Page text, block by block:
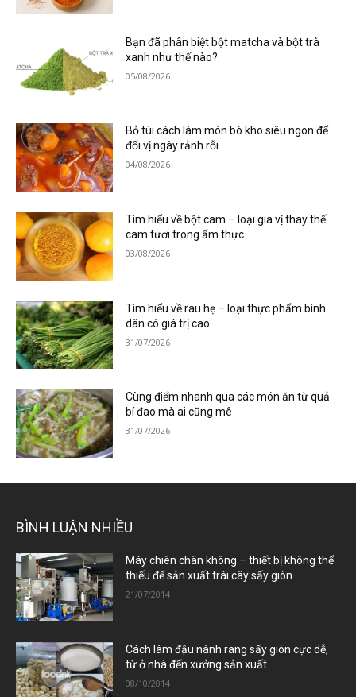
Bạn đã phân biệt bột matcha và bột trà
xanh như thế nào?
05/08/2026
Bỏ túi cách làm món bò kho siêu ngon để
đổi vị ngày rảnh rỗi
04/08/2026
Tìm hiểu về bột cam – loại gia vị thay thế
cam tươi trong ẩm thực
03/08/2026
Tìm hiểu về rau hẹ – loại thực phẩm bình
dân có giá trị cao
31/07/2026
Cùng điểm nhanh qua các món ăn từ quả
bí đao mà ai cũng mê
31/07/2026
BÌNH LUẬN NHIỀU
Máy chiên chân không – thiết bị không thể
thiếu để sản xuất trái cây sấy giòn
21/07/2014
Cách làm đậu nành rang sấy giòn cực dễ,
từ ở nhà đến xưởng sản xuất
08/10/2014